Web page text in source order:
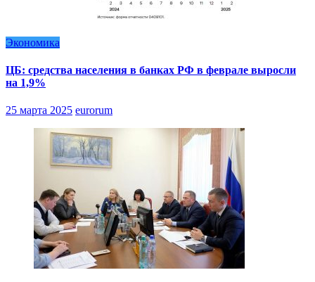
Экономика
ЦБ: средства населения в банках РФ в феврале выросли
на 1,9%
25 марта 2025 eurorum